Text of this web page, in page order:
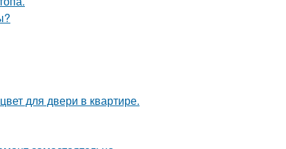
для двери в квартире.